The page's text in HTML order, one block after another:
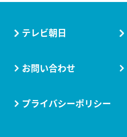
テレビ朝日
お問い合わせ
プライバシーポリシー